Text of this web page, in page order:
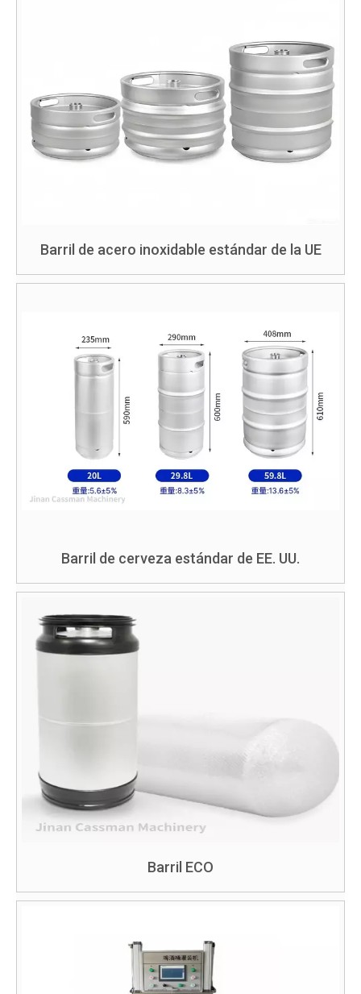
Barril de acero inoxidable estándar de la UE
Barril de cerveza estándar de EE. UU.
Barril ECO